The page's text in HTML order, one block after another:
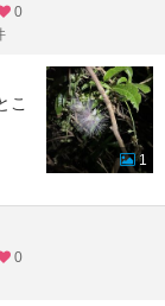
0
こ
1
0